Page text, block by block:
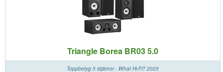
Triangle Borea BR03 5.0
Toppbetyg 5 stjärnor - What Hi-Fi? 2025